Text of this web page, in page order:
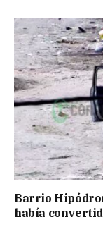
Barrio
había